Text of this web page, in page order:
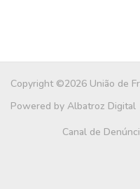
Copyright ©2026 União de
Powered by Albatroz Digital
Canal de